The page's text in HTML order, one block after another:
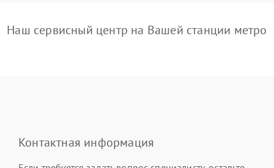
Наш сервисный центр на Вашей станции метро
Контактная информация